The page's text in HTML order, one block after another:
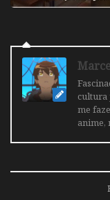
cultura
me
anime,